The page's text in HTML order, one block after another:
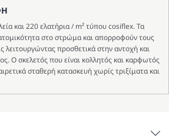
και 220 ελατήρια / m² τύπου cosiflex. Τα
στο στρώμα και απορροφούν τους
λειτουργώντας προσθετικά στην αντοχή και
Ο σκελετός που είναι κολλητός και καρφωτός
σταθερή κατασκευή χωρίς τριξίματα και